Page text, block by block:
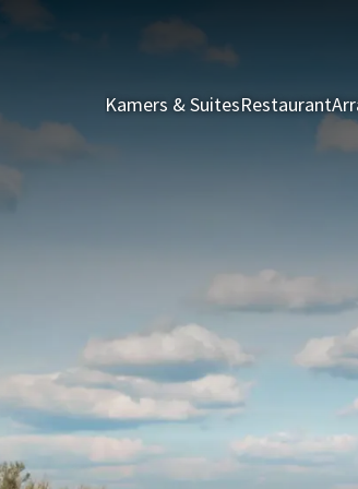
Kamers & SuitesRestaurant